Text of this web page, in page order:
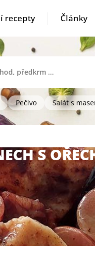
recepty Články
Pečivo Salát s
S